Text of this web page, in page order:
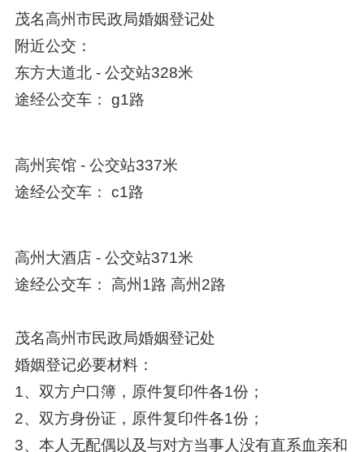
茂名高州市民政局婚姻登记处
附近公交：
东方大道北 - 公交站328米
途经公交车： g1路
高州宾馆 - 公交站337米
途经公交车： c1路
高州大酒店 - 公交站371米
途经公交车： 高州1路 高州2路
茂名高州市民政局婚姻登记处
婚姻登记必要材料：
1、双方户口簿，原件复印件各1份；
2、双方身份证，原件复印件各1份；
3、本人无配偶以及与对方当事人没有直系血亲和